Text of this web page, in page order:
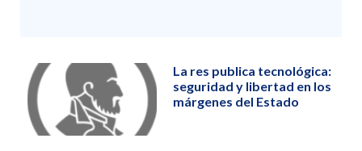
La res publica tecnológica:
seguridad y libertad en los
márgenes del Estado